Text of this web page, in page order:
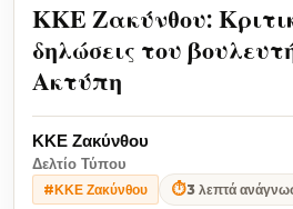
ΚΚΕ Ζακύνθου:
δηλώσεις του
Ακτύπη
ΚΚΕ Ζακύνθου
Δελτίο Τύπου
#ΚΚΕ Ζακύνθου ⏱3 λεπτά